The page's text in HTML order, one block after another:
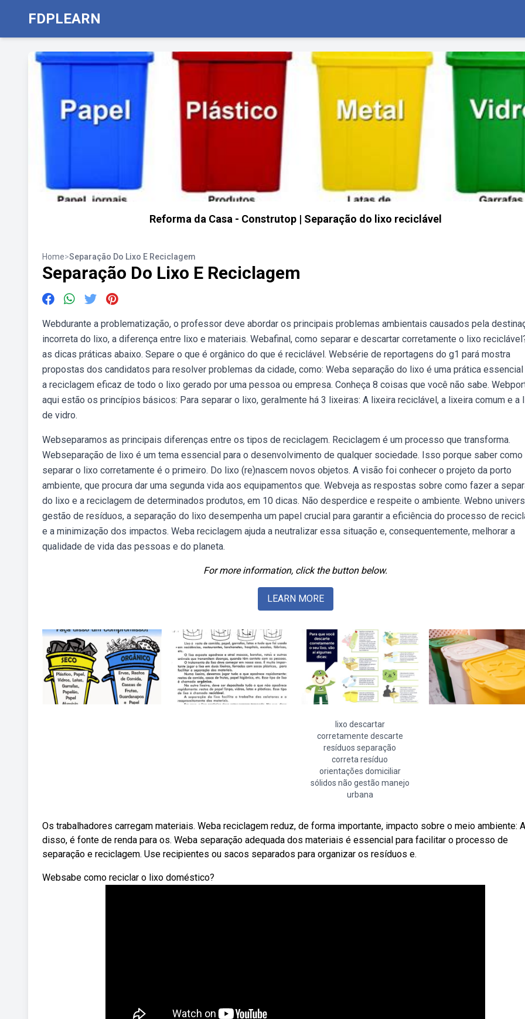
FDPLEARN
Reforma da Casa - Construtop | Separação do lixo reciclável
Home>Separação Do Lixo E Reciclagem
Separação Do Lixo E Reciclagem
Webdurante a problematização, o professor deve abordar os principais problemas ambientais causados pela
incorreta do lixo, a diferença entre lixo e materiais. Webafinal, como separar e descartar corretamente o lixo
as dicas práticas abaixo. Separe o que é orgânico do que é reciclável. Websérie de reportagens do g1 pará mostra
propostas dos candidatos para resolver problemas da cidade, como: Weba separação do lixo é uma prática essencial
a reciclagem eficaz de todo o lixo gerado por uma pessoa ou empresa. Conheça 8 coisas que você não sabe.
aqui estão os princípios básicos: Para separar o lixo, geralmente há 3 lixeiras: A lixeira reciclável, a lixeira comum e a
de vidro.
Webseparamos as principais diferenças entre os tipos de reciclagem. Reciclagem é um processo que transforma.
Webseparação de lixo é um tema essencial para o desenvolvimento de qualquer sociedade. Isso porque saber como
separar o lixo corretamente é o primeiro. Do lixo (re)nascem novos objetos. A visão foi conhecer o projeto da porto
ambiente, que procura dar uma segunda vida aos equipamentos que. Webveja as respostas sobre como fazer a
do lixo e a reciclagem de determinados produtos, em 10 dicas. Não desperdice e respeite o ambiente. Webno
gestão de resíduos, a separação do lixo desempenha um papel crucial para garantir a eficiência do processo de
e a minimização dos impactos. Weba reciclagem ajuda a neutralizar essa situação e, consequentemente, melhorar a
qualidade de vida das pessoas e do planeta.
For more information, click the button below.
LEARN MORE
lixo descartar
corretamente descarte
resíduos separação
correta resíduo
orientações domiciliar
sólidos não gestão manejo
urbana
Os trabalhadores carregam materiais. Weba reciclagem reduz, de forma importante, impacto sobre o meio ambiente:
disso, é fonte de renda para os. Weba separação adequada dos materiais é essencial para facilitar o processo de
separação e reciclagem. Use recipientes ou sacos separados para organizar os resíduos e.
Websabe como reciclar o lixo doméstico?